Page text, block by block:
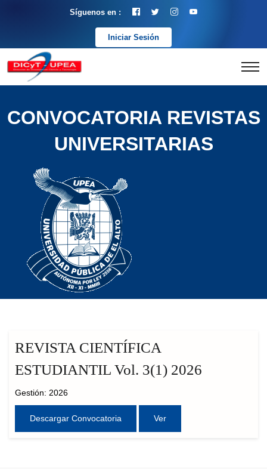
Síguenos en :
Iniciar Sesión
CONVOCATORIA REVISTAS
UNIVERSITARIAS
REVISTA CIENTÍFICA
ESTUDIANTIL Vol. 3(1) 2026
Gestión: 2026
Descargar Convocatoria Ver